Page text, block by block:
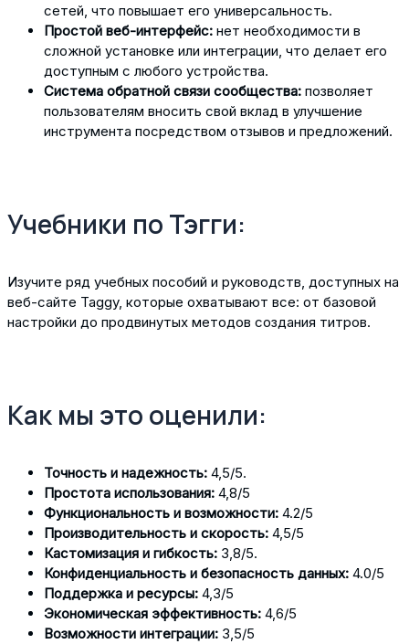
сетей, что повышает его универсальность.
Простой веб-интерфейс: нет необходимости в
сложной установке или интеграции, что делает его
доступным с любого устройства.
Система обратной связи сообщества: позволяет
пользователям вносить свой вклад в улучшение
инструмента посредством отзывов и предложений.
Учебники по Тэгги:
Изучите ряд учебных пособий и руководств, доступных на
веб-сайте Taggy, которые охватывают все: от базовой
настройки до продвинутых методов создания титров.
Как мы это оценили:
Точность и надежность: 4,5/5.
Простота использования: 4,8/5
Функциональность и возможности: 4.2/5
Производительность и скорость: 4,5/5
Кастомизация и гибкость: 3,8/5.
Конфиденциальность и безопасность данных: 4.0/5
Поддержка и ресурсы: 4,3/5
Экономическая эффективность: 4,6/5
Возможности интеграции: 3,5/5